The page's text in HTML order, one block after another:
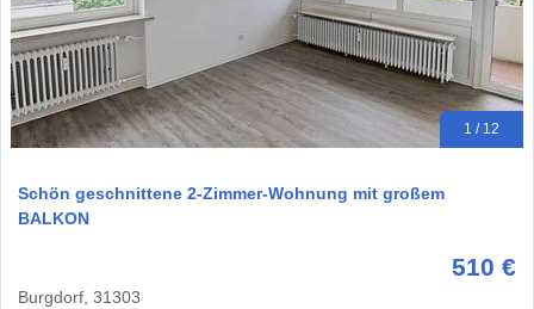
1 / 12
Schön geschnittene 2-Zimmer-Wohnung mit großem
BALKON
510 €
Burgdorf, 31303